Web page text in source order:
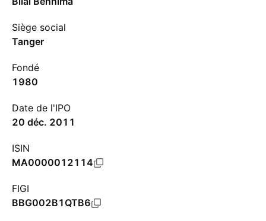
Siège social
Tanger
Fondé
1980
Date de l'IPO
20 déc. 2011
ISIN
MA0000012114
FIGI
BBG002B1QTB6